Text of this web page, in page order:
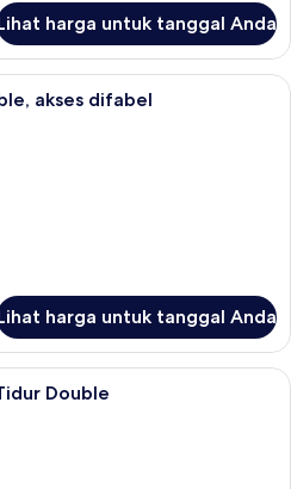
harga untuk tanggal Anda
Kamar, 1 Tempat Tidur Double,
akses difabel
harga untuk tanggal Anda
Kamar Premium, 1 Tempat Tidur
Double